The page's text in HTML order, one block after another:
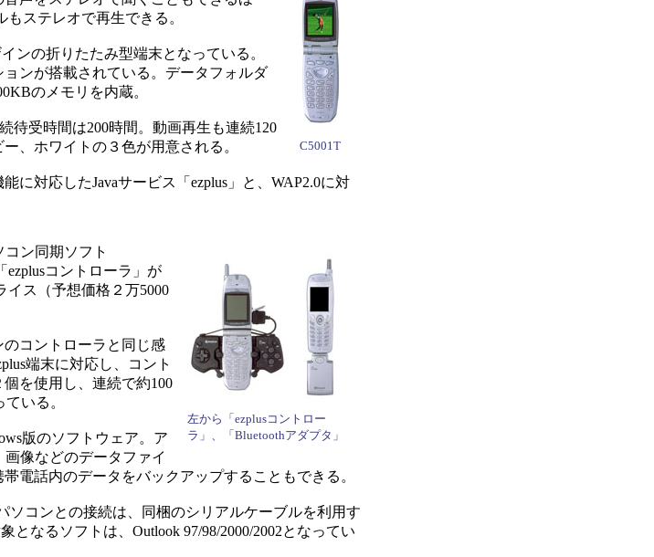
C5001T
ステレオで再生できる。
ンの折りたたみ型端末となっている。
ンが搭載されている。データフォルダ
のメモリを内蔵。
待受時間は200時間。動画再生も連続120
、ホワイトの３色が用意される。
対応したJavaサービス「ezplus」と、WAP2.0に対
左から「ezplusコントロー
ラ」、「Bluetoothアダプタ」
ン同期ソフト
ezplusコントローラ」が
イス（予想価格２万5000
コントローラと同じ感
端末に対応し、コント
を使用し、連続で約100
いる。
版のソフトウェア。ア
像などのデータファイ
電話内のデータをバックアップすることもできる。
ソコンとの接続は、同梱のシリアルケーブルを利用す
となるソフトは、Outlook 97/98/2000/2002となってい